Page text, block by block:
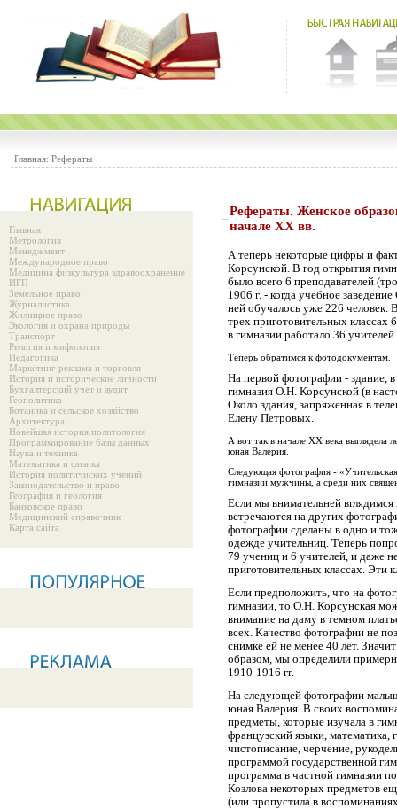
Главная: Рефераты
Главная
Метрология
Менеджмент
Международное право
Медицина физкультура здравоохранение
ИГП
Земельное право
Журналистика
Жилищное право
Экология и охрана природы
Транспорт
Религия и мифология
Педагогика
Маркетинг реклама и торговля
История и исторические личности
Бухгалтерский учет и аудит
Геополитика
Ботаника и сельское хозяйство
Архитектура
Новейшая история политология
Программирование базы данных
Наука и техника
Математика и физика
История политичиских учений
Законодательство и право
География и геология
Банковское право
Медицинский справочник
Карта сайта
Рефераты. Женское
начале XX вв.
А теперь некоторые цифры и
Корсунской. В год открытия
было всего 6 преподавателей
1906 г. - когда учебное
ней обучалось уже 226 человек.
трех приготовительных
в гимназии работало 36
Теперь обратимся к фотодокументам.
На первой фотографии - здание, в
гимназия О.Н. Корсунской (в
Около здания, запряженная в
Елену Петровых.
А вот так в начале XX века
юная Валерия.
Следующая фотография -
гимназии мужчины, а среди них
Если мы внимательней
встречаются на других
фотографии сделаны в одно и
одежде учительниц. Теперь
79 учениц и 6 учителей, и даже
приготовительных классах. Эти
Если предположить, что на
гимназии, то О.Н. Корсунская
внимание на даму в темном
всех. Качество фотографии не
снимке ей не менее 40 лет.
образом, мы определили
1910-1916 гг.
На следующей фотографии
юная Валерия. В своих
предметы, которые изучала в
французский языки, математика,
чистописание, черчение,
программой государственной
программа в частной гимназии
Козлова некоторых предметов
(или пропустила в